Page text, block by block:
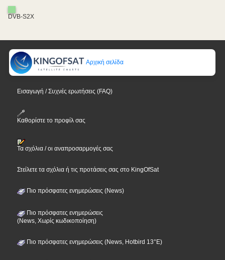
DVB-S2X
Αρχική σελίδα
Εισαγωγή / Συχνές ερωτήσεις (FAQ)
Καθορίστε το προφίλ σας
Τα σχόλια / οι αναπροσαρμογές σας
Στείλετε τα σχόλια ή τις προτάσεις σας στο KingOfSat
Πιο πρόσφατες ενημερώσεις (News)
Πιο πρόσφατες ενημερώσεις
(News, Χωρίς κωδικοποίηση)
Πιο πρόσφατες ενημερώσεις (News, Hotbird 13°E)